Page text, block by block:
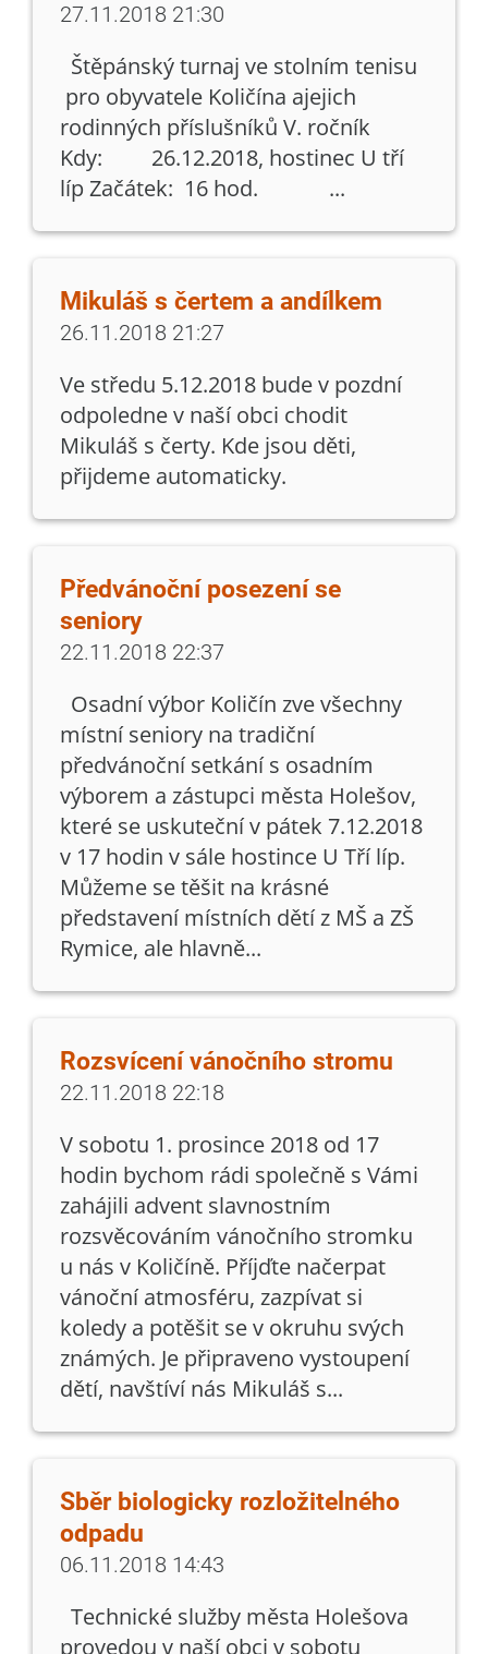
27.11.2018 21:30
Štěpánský turnaj ve stolním tenisu
pro obyvatele Količína ajejich
rodinných příslušníků V. ročník
Kdy: 26.12.2018, hostinec U tří
líp Začátek: 16 hod. ...
Mikuláš s čertem a andílkem
26.11.2018 21:27
Ve středu 5.12.2018 bude v pozdní
odpoledne v naší obci chodit
Mikuláš s čerty. Kde jsou děti,
přijdeme automaticky.
Předvánoční posezení se
seniory
22.11.2018 22:37
Osadní výbor Količín zve všechny
místní seniory na tradiční
předvánoční setkání s osadním
výborem a zástupci města Holešov,
které se uskuteční v pátek 7.12.2018
v 17 hodin v sále hostince U Tří líp.
Můžeme se těšit na krásné
představení místních dětí z MŠ a ZŠ
Rymice, ale hlavně...
Rozsvícení vánočního stromu
22.11.2018 22:18
V sobotu 1. prosince 2018 od 17
hodin bychom rádi společně s Vámi
zahájili advent slavnostním
rozsvěcováním vánočního stromku
u nás v Količíně. Příjďte načerpat
vánoční atmosféru, zazpívat si
koledy a potěšit se v okruhu svých
známých. Je připraveno vystoupení
dětí, navštíví nás Mikuláš s...
Sběr biologicky rozložitelného
odpadu
06.11.2018 14:43
Technické služby města Holešova
provedou v naší obci v sobotu